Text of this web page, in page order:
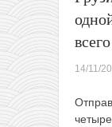
14/11/